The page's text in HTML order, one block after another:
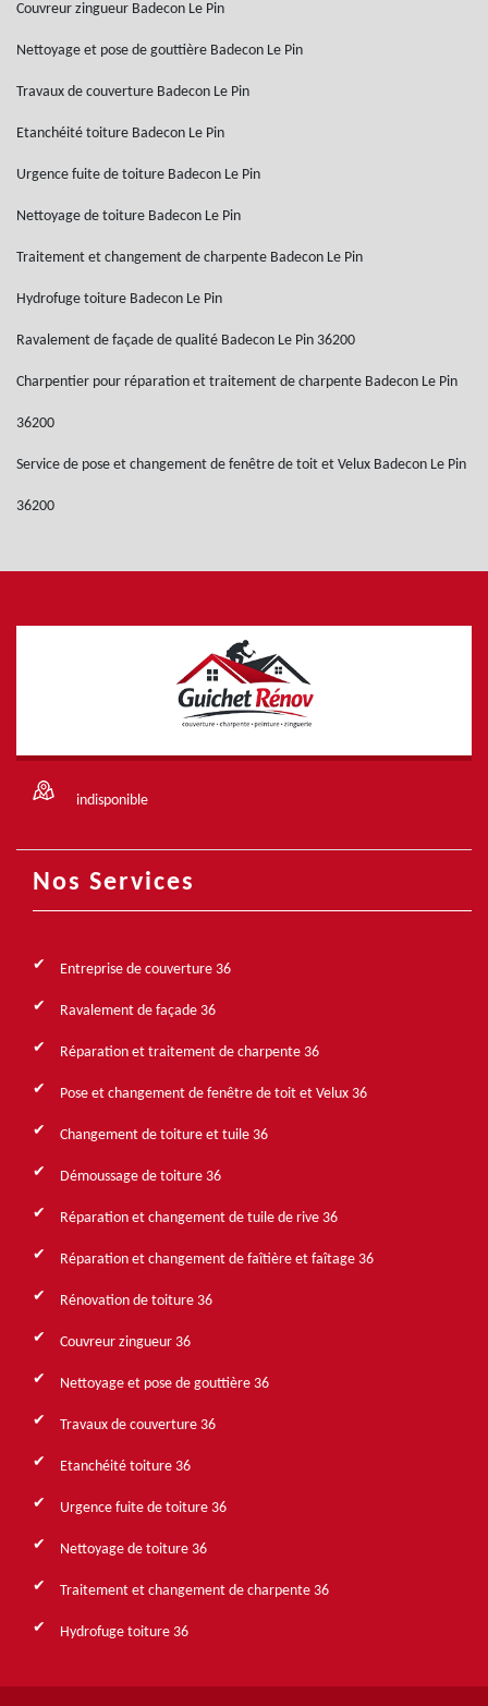
Couvreur zingueur Badecon Le Pin
Nettoyage et pose de gouttière Badecon Le Pin
Travaux de couverture Badecon Le Pin
Etanchéité toiture Badecon Le Pin
Urgence fuite de toiture Badecon Le Pin
Nettoyage de toiture Badecon Le Pin
Traitement et changement de charpente Badecon Le Pin
Hydrofuge toiture Badecon Le Pin
Ravalement de façade de qualité Badecon Le Pin 36200
Charpentier pour réparation et traitement de charpente Badecon Le Pin
36200
Service de pose et changement de fenêtre de toit et Velux Badecon Le Pin
36200
indisponible
Nos Services
Entreprise de couverture 36
Ravalement de façade 36
Réparation et traitement de charpente 36
Pose et changement de fenêtre de toit et Velux 36
Changement de toiture et tuile 36
Démoussage de toiture 36
Réparation et changement de tuile de rive 36
Réparation et changement de faîtière et faîtage 36
Rénovation de toiture 36
Couvreur zingueur 36
Nettoyage et pose de gouttière 36
Travaux de couverture 36
Etanchéité toiture 36
Urgence fuite de toiture 36
Nettoyage de toiture 36
Traitement et changement de charpente 36
Hydrofuge toiture 36